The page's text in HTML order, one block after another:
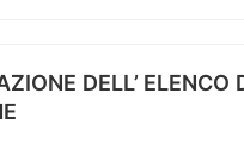
DELL’